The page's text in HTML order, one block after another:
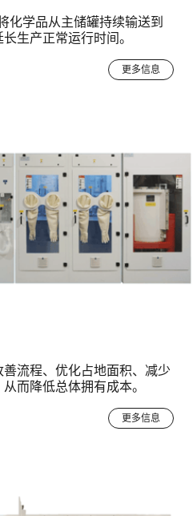
化学品从主储罐持续输送到
生产正常运行时间。
更多信息
流程、优化占地面积、减少
而降低总体拥有成本。
更多信息